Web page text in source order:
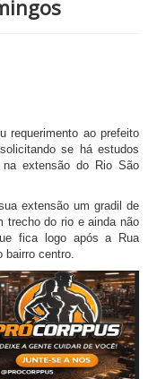
requerimento ao prefeito
se há estudos
na extensão do Rio São
extensão um gradil de
trecho do rio e ainda não
fica logo após a Rua
bairro centro.